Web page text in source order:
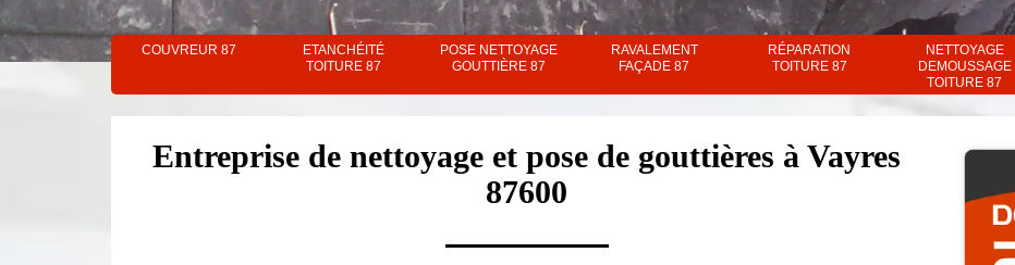
COUVREUR 87
ETANCHÉITÉ
TOITURE 87
POSE NETTOYAGE
GOUTTIÈRE 87
RAVALEMENT
FAÇADE 87
RÉPARATION
TOITURE 87
NETTOYAGE
DEMOUSSAGE
TOITURE 87
Entreprise de nettoyage et pose de gouttières à Vayres
87600